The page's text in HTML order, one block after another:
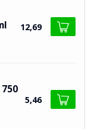
12,69
5,46